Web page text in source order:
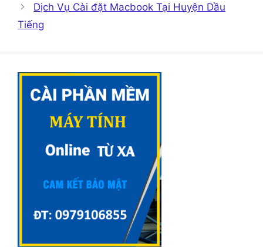
Dịch Vụ Cài đặt Macbook Tại Huyện Dầu
Tiếng